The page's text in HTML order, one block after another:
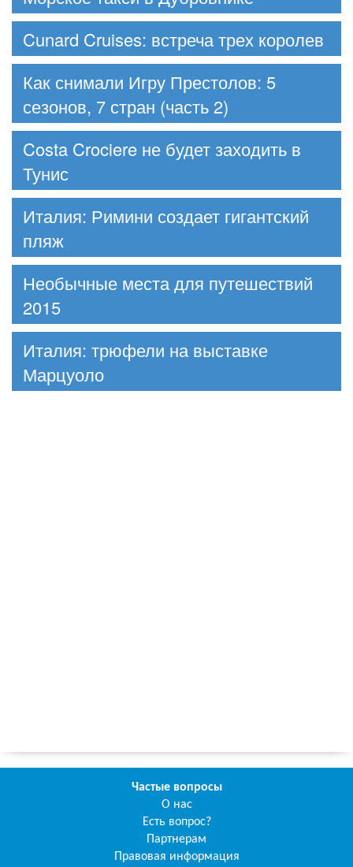
Cunard Cruises: встреча трех королев
Как снимали Игру Престолов: 5
сезонов, 7 стран (часть 2)
Costa Crociere не будет заходить в
Тунис
Италия: Римини создает гигантский
пляж
Необычные места для путешествий
2015
Италия: трюфели на выставке
Марцуоло
Частые вопросы
О нас
Есть вопрос?
Партнерам
Правовая информация